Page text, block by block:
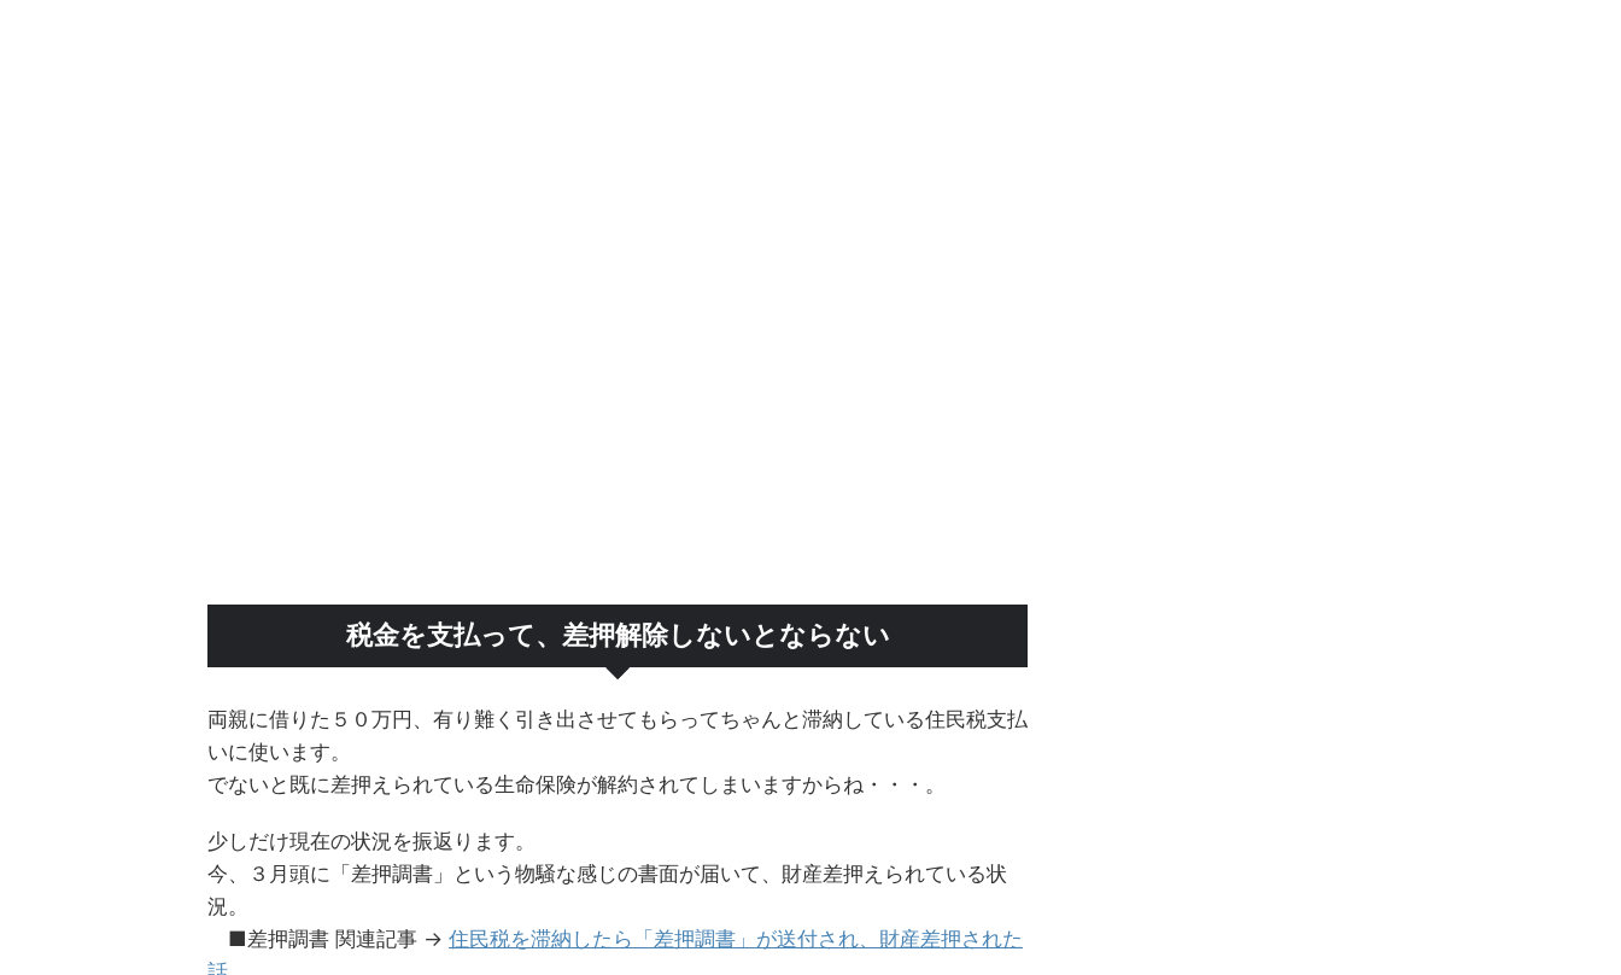
税金を支払って、差押解除しないとならない
両親に借りた５０万円、有り難く引き出させてもらってちゃんと滞納している住民税支払
いに使います。
でないと既に差押えられている生命保険が解約されてしまいますからね・・・。
少しだけ現在の状況を振返ります。
今、３月頭に「差押調書」という物騒な感じの書面が届いて、財産差押えられている状
況。
■差押調書 関連記事 → 住民税を滞納したら「差押調書」が送付され、財産差押された